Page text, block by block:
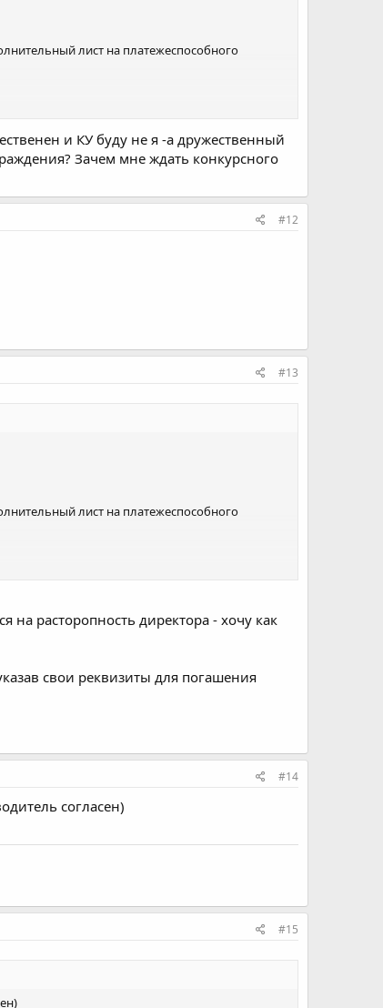
лист на платежеспособного
согласно ст.134 ЗоБ?
и КУ буду не я -а дружественный
Зачем мне ждать конкурсного
#12
#13
лист на платежеспособного
согласно ст.134 ЗоБ?
на расторопность директора - хочу как
свои реквизиты для погашения
#14
согласен)
#15